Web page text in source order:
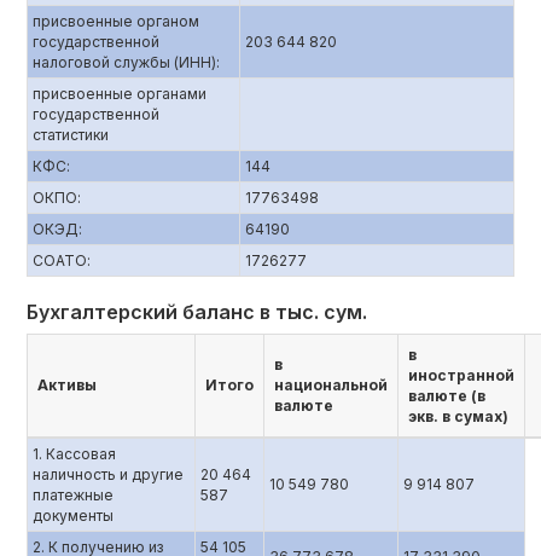
присвоенные органом
государственной
налоговой службы (ИНН):
203 644 820
присвоенные органами
государственной
статистики
КФС:
144
ОКПО:
17763498
ОКЭД:
64190
СОАТО:
1726277
Бухгалтерский баланс в тыс. сум.
Активы Итого
в
национальной
валюте
в
иностранной
валюте (в
экв. в сумах)
1. Кассовая
наличность и другие
платежные
документы
20 464
587
10 549 780 9 914 807
2. К получению из
54 105